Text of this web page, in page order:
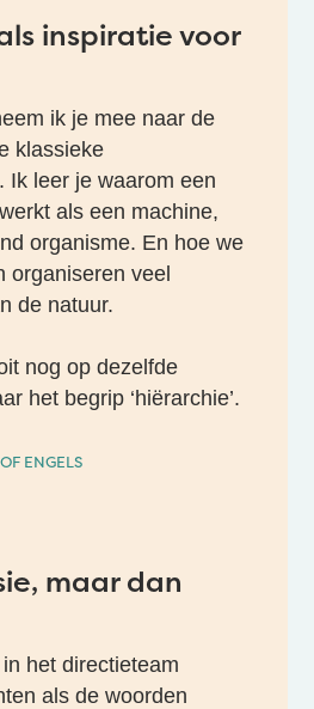
inspiratie voor
ik je mee naar de
klassieke
Ik leer je waarom een
als een machine,
organisme. En hoe we
organiseren veel
de natuur.
nog op dezelfde
het begrip ‘hiërarchie’.
ENGELS
maar dan
het directieteam
als de woorden